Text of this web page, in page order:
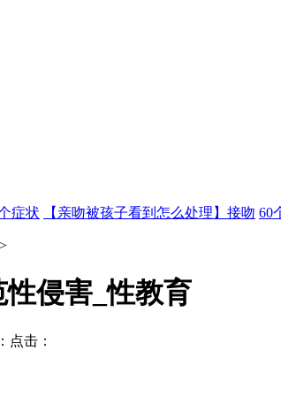
症状 【亲吻被孩子看到怎么处理】接吻 60
>
侵害_性教育
点击：